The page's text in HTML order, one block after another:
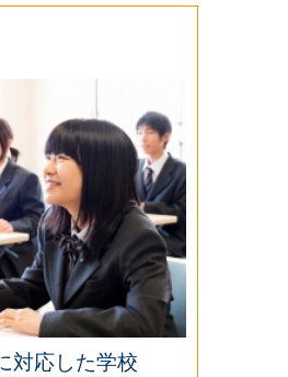
対応した学校